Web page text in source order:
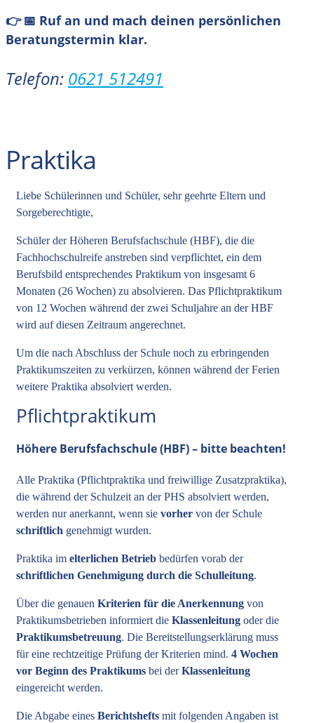
👉 📅 Ruf an und mach deinen persönlichen
Beratungstermin klar.
Telefon: 0621 512491
Praktika
Liebe Schülerinnen und Schüler, sehr geehrte Eltern und
Sorgeberechtigte,
Schüler der Höheren Berufsfachschule (HBF), die die
Fachhochschulreife anstreben sind verpflichtet, ein dem
Berufsbild entsprechendes Praktikum von insgesamt 6
Monaten (26 Wochen) zu absolvieren. Das Pflichtpraktikum
von 12 Wochen während der zwei Schuljahre an der HBF
wird auf diesen Zeitraum angerechnet.
Um die nach Abschluss der Schule noch zu erbringenden
Praktikumszeiten zu verkürzen, können während der Ferien
weitere Praktika absolviert werden.
Pflichtpraktikum
Höhere Berufsfachschule (HBF) – bitte beachten!
Alle Praktika (Pflichtpraktika und freiwillige Zusatzpraktika),
die während der Schulzeit an der PHS absolviert werden,
werden nur anerkannt, wenn sie vorher von der Schule
schriftlich genehmigt wurden.
Praktika im elterlichen Betrieb bedürfen vorab der
schriftlichen Genehmigung durch die Schulleitung.
Über die genauen Kriterien für die Anerkennung von
Praktikumsbetrieben informiert die Klassenleitung oder die
Praktikumsbetreuung. Die Bereitstellungserklärung muss
für eine rechtzeitige Prüfung der Kriterien mind. 4 Wochen
vor Beginn des Praktikums bei derKlassenleitung
eingereicht werden.
Die Abgabe eines Berichtshefts mit folgenden Angaben ist